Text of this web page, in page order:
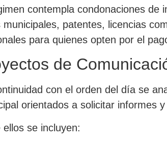
contempla condonaciones de
municipales, patentes, licencias
para quienes opten por el
de
con el orden del día se
orientados a solicitar informes
ellos se incluyen: